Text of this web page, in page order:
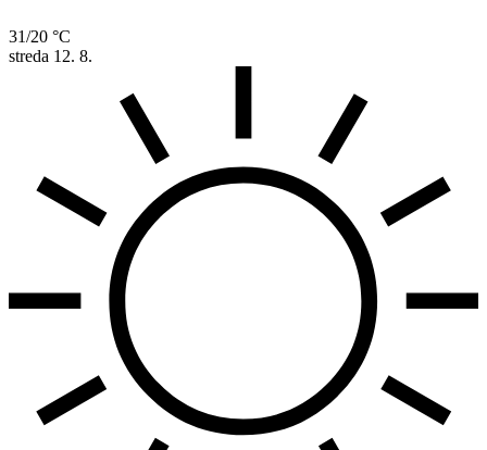
31/20 °C
streda 12. 8.